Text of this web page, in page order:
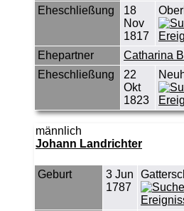
Eheschließung
18
Nov
1817
Ehepartner Catharina
Eheschließung
22
Okt
1823
männlich
Johann Landrichter
Geburt
3 Jun
1787